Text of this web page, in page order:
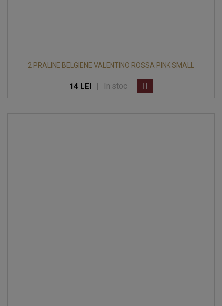
2 PRALINE BELGIENE VALENTINO ROSSA PINK SMALL
14 LEI | In stoc